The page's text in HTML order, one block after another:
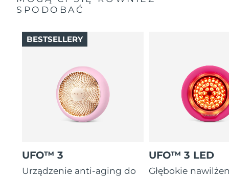
SPODOBAĆ
UFO™ 3
Urządzenie anti-aging do
BESTSELLERY
UFO™ 3 LED
Głębokie